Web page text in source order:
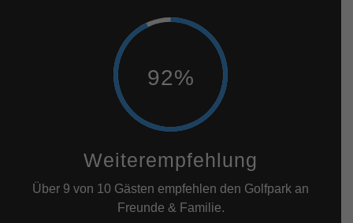
93%
Weiterempfehlung
Über 9 von 10 Gästen empfehlen den Golfpark an
Freunde & Familie.